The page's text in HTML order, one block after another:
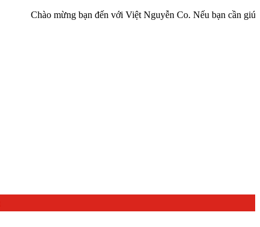
Chào mừng bạn đến với Việt Nguyễn Co. Nếu bạn cần giúp đỡ